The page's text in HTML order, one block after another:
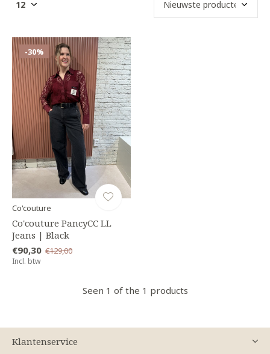
-30%
Co'couture
Co'couture PancyCC LL
Jeans | Black
€90,30 €129,00
Incl. btw
Seen 1 of the 1 products
Klantenservice